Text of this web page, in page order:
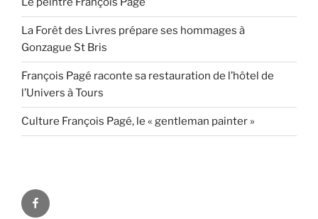
La Forêt des Livres prépare ses hommages à
Gonzague St Bris
François Pagé raconte sa restauration de l’hôtel de
l’Univers à Tours
Culture François Pagé, le « gentleman painter »
FaceBook